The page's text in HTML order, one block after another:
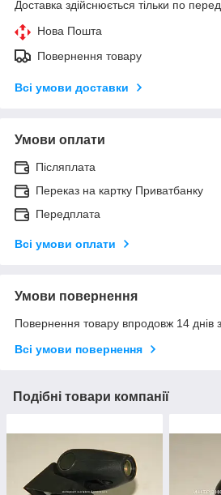
Доставка здійснюється тільки по
Нова Пошта
Повернення товару
Всі умови доставки
Умови оплати
Післяплата
Переказ на картку Приватбанку
Передплата
Всі умови оплати
Умови повернення
Повернення товару впродовж 14 днів
Всі умови повернення
Подібні товари компанії